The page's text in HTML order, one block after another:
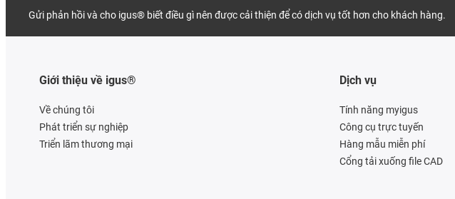
Gửi phản hồi và cho igus® biết điều gì nên được cải thiện để có dịch vụ tốt hơn cho khách hàng.
Giới thiệu về igus®
Về chúng tôi
Phát triển sự nghiệp
Triển lãm thương mại
Dịch vụ
Tính năng myigus
Công cụ trực tuyến
Hàng mẫu miễn phí
Cổng tải xuống file CAD